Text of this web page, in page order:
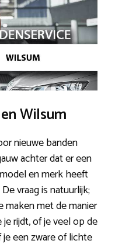
Wilsum
nieuwe banden
achter dat er een
en merk heeft
vraag is natuurlijk;
met de manier
rijdt, of je veel op de
een zware of lichte